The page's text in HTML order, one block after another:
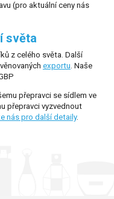
(pro aktuální ceny nás
světa
z celého světa. Další
exportu . Naše
přepravci se sídlem ve
přepravci vyzvednout
nás pro další detaily.